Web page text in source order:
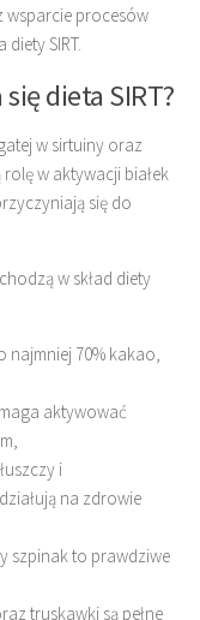
wsparcie procesów
SIRT.
dieta SIRT?
w sirtuiny oraz
w aktywacji białek
się do
w skład diety
najmniej 70% kakao,
aktywować
i
na zdrowie
szpinak to prawdziwe
truskawki są pełne